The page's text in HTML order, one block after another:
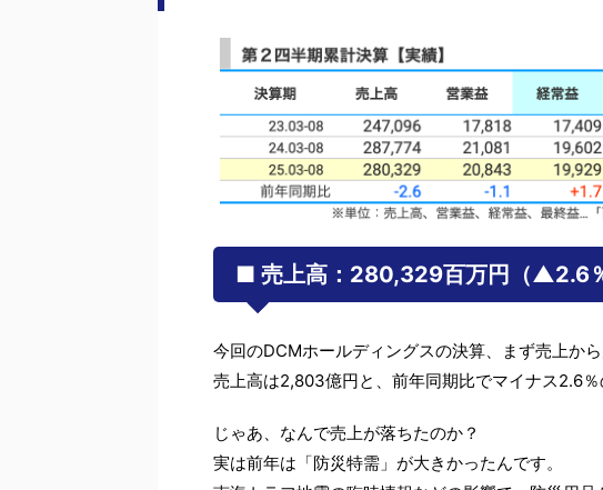
■ 売上高：280,329百万円（▲2.6％
今回のDCMホールディングスの決算、まず売上から
売上高は2,803億円と、前年同期比でマイナス2.6％
じゃあ、なんで売上が落ちたのか？
実は前年は「防災特需」が大きかったんです。